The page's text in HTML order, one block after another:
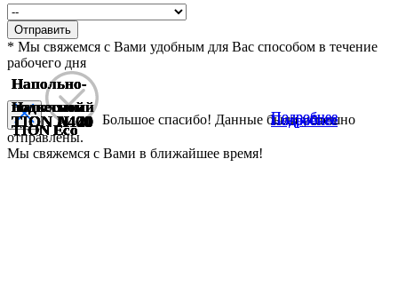
Напольно-
подвесной
TION Eco
Подробнее
Напольно-
подвесной
TION Eco
Подробнее
Напольный
TION Eco
Подробнее
TION H120 Подробнее
TION H140 Подробнее
TION A400 Подробнее
TION A400 Подробнее
TION H120 Подробнее
TION H140 Подробнее
Напольно-
подвесной
TION Eco
Подробнее
Напольно-
подвесной
TION Eco
Подробнее
Напольный
TION Eco
Подробнее
Отправить
* Мы свяжемся с Вами удобным для Вас способом в течение
рабочего дня
Большое спасибо! Данные были успешно
отправлены.
Мы свяжемся с Вами в ближайшее время!